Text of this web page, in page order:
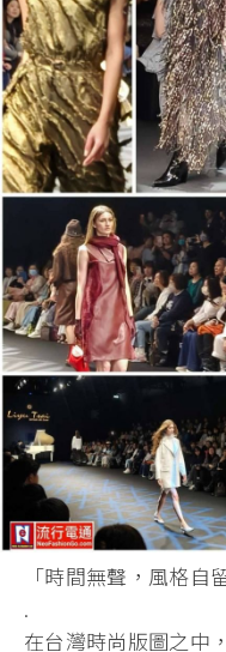
「時間無聲，風格自
.
在台灣時尚版圖之中